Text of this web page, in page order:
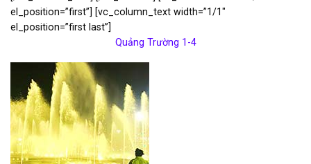
el_position=”first”] [vc_column_text width=”1/1″
el_position=”first last”]
Quảng Trường 1-4